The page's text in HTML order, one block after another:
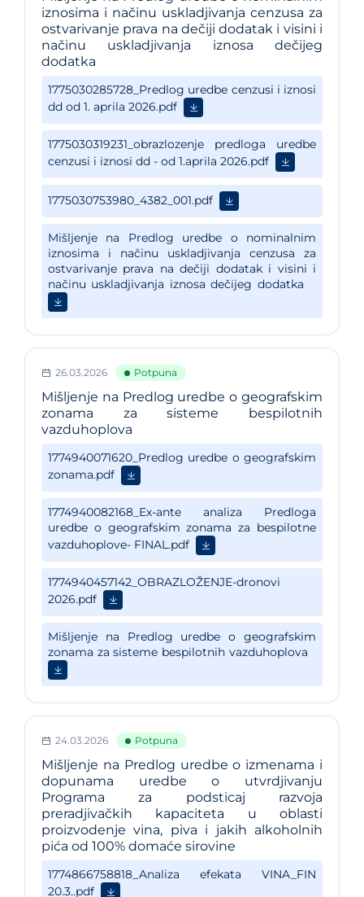
iznosima i načinu uskladjivanja cenzusa za
ostvarivanje prava na dečiji dodatak i visini i
načinu uskladjivanja iznosa dečijeg
dodatka
26.03.2026 Potpuna
Mišljenje na Predlog uredbe o geografskim
zonama za sisteme bespilotnih
vazduhoplova
24.03.2026 Potpuna
Mišljenje na Predlog uredbe o izmenama i
dopunama uredbe o utvrdjivanju
Programa za podsticaj razvoja
preradjivačkih kapaciteta u oblasti
proizvodenje vina, piva i jakih alkoholnih
pića od 100% domaće sirovine